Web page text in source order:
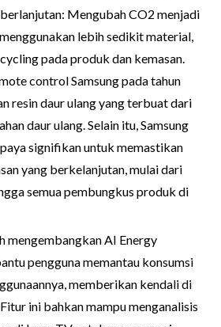
Mengubah CO2 menjadi
lebih sedikit material,
pada produk dan kemasan.
control Samsung pada tahun
resin daur ulang yang terbuat dari
daur ulang. Selain itu, Samsung
signifikan untuk memastikan
yang berkelanjutan, mulai dari
semua pembungkus produk di
mengembangkan AI Energy
pengguna memantau konsumsi
memberikan kendali di
ini bahkan mampu menganalisis